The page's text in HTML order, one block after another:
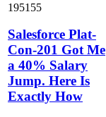
195155
Salesforce Plat-
Con-201 Got Me
a 40% Salary
Jump. Here Is
Exactly How